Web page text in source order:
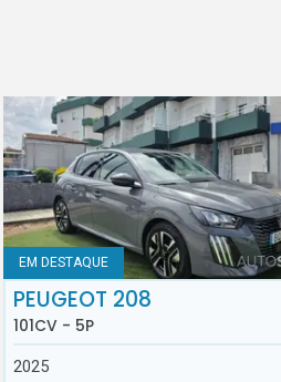
EM DESTAQUE
PEUGEOT 208
101CV - 5P
2025